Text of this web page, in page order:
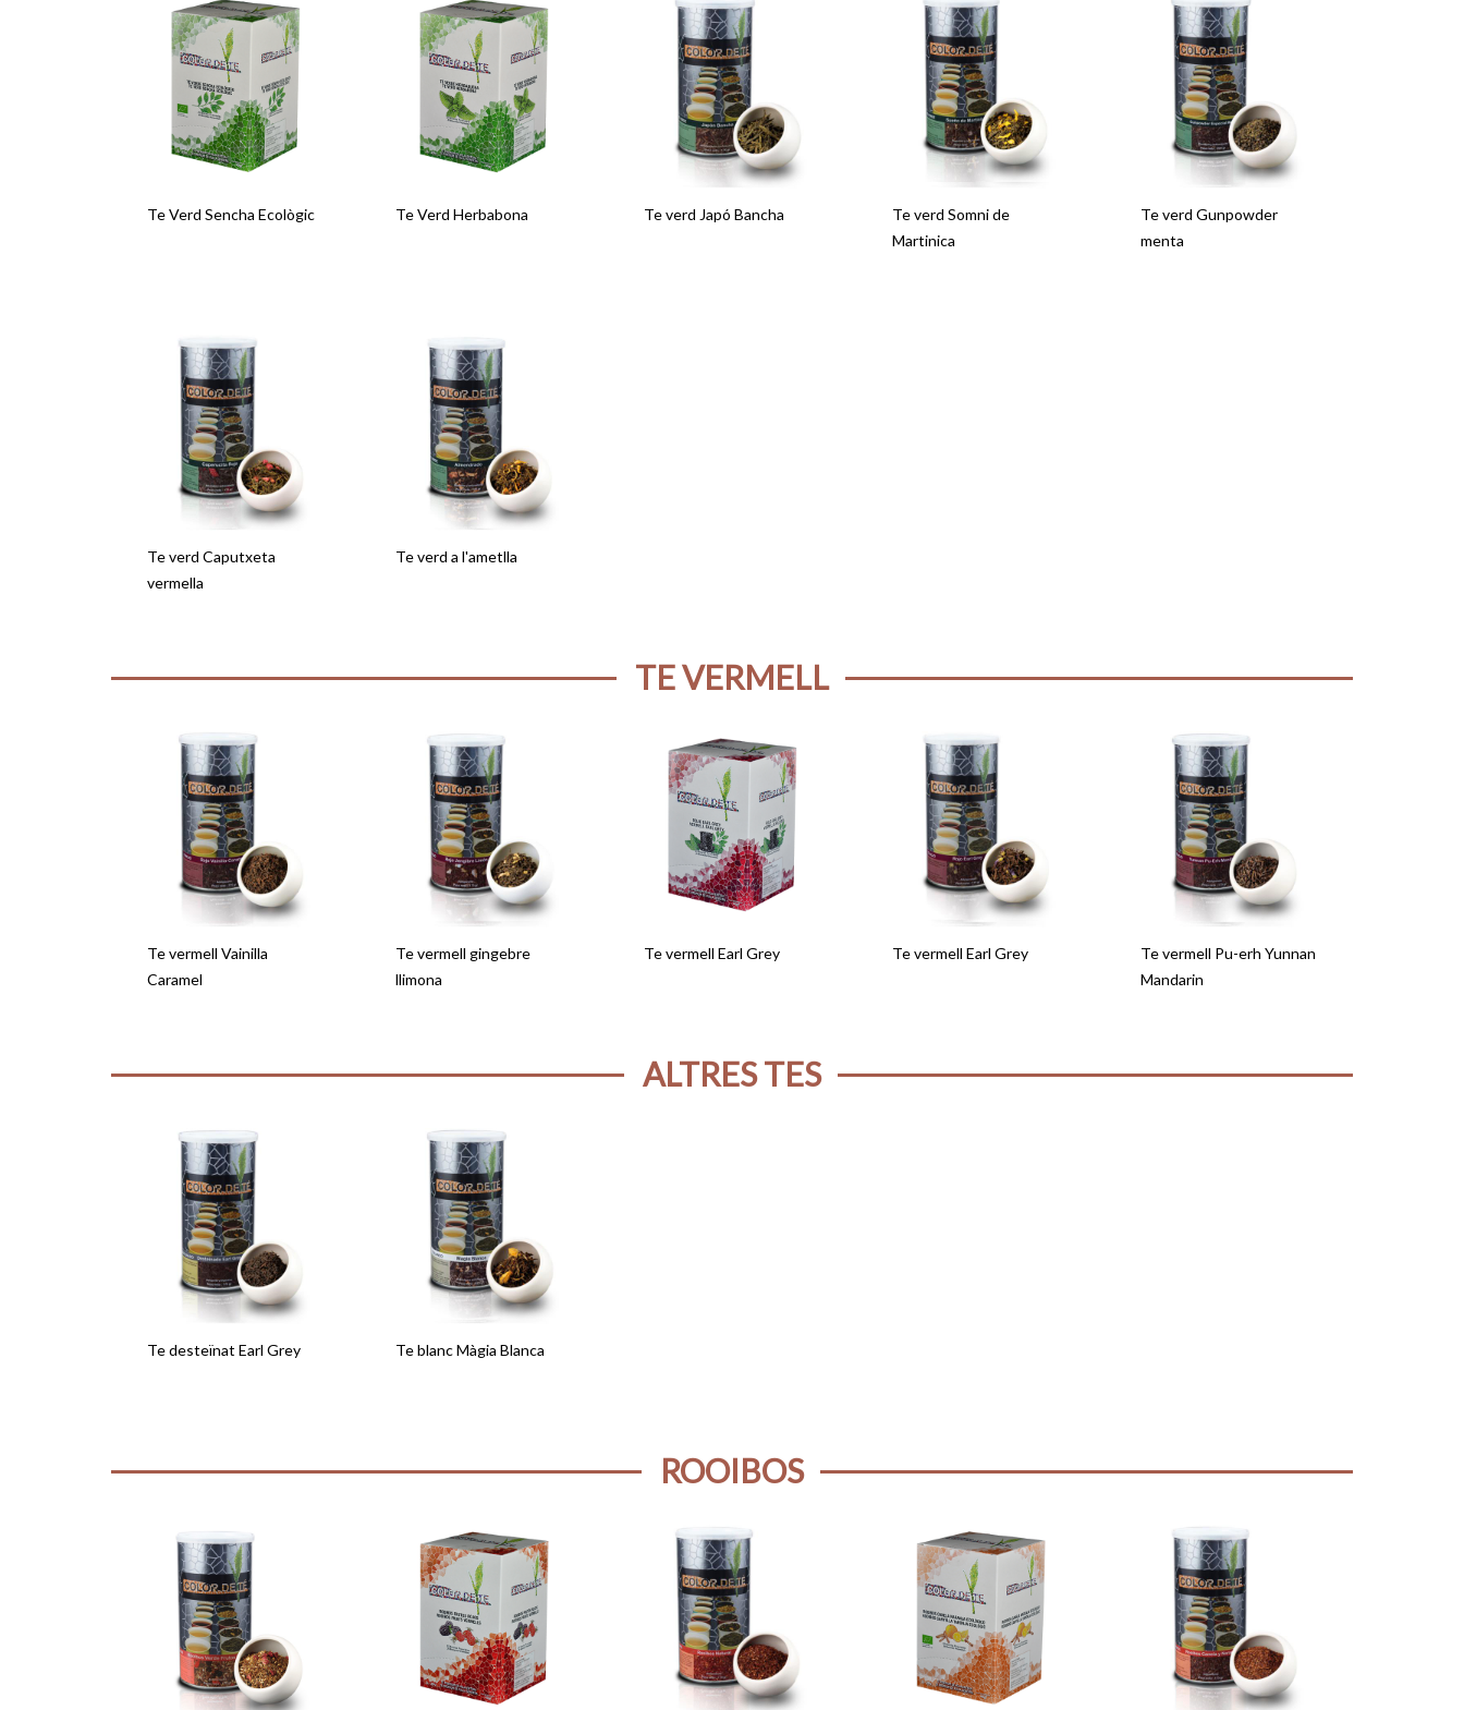
Te Verd Sencha Ecològic Te Verd Herbabona Te verd Japó Bancha
Te verd Somni de
Martinica
Te verd Gunpowder
menta
Te verd Caputxeta
vermella
Te verd a l'ametlla
TE VERMELL
Te vermell Vainilla
Caramel
Te vermell gingebre
llimona
Te vermell Earl Grey Te vermell Earl Grey
Te vermell Pu-erh Yunnan
Mandarin
ALTRES TES
Te desteïnat Earl Grey Te blanc Màgia Blanca
ROOIBOS